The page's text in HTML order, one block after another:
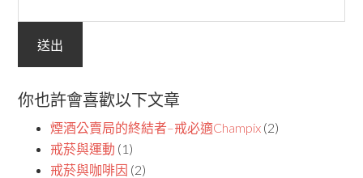
你也許會喜歡以下文章
煙酒公賣局的終結者–戒必適Champix (2)
戒菸與運動 (1)
戒菸與咖啡因 (2)